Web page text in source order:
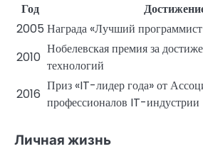
Год
2005 Награда «Лучший программист
2010
Нобелевская премия за
технологий
2016
Приз «IT-лидер года» от
профессионалов IT-индустрии
Личная жизнь